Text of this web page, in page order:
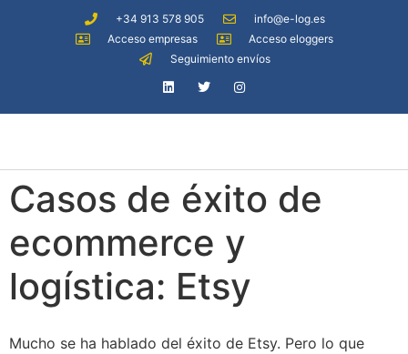
+34 913 578 905
info@e-log.es
Acceso empresas
Acceso eloggers
Seguimiento envíos
Casos de éxito de
ecommerce y
logística: Etsy
Mucho se ha hablado del éxito de Etsy. Pero lo que